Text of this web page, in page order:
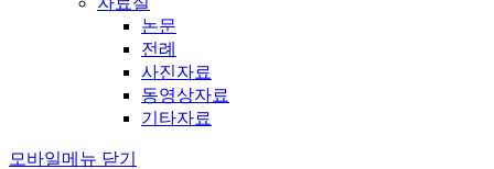
논문
전례
사진자료
동영상자료
기타자료
모바일메뉴 닫기